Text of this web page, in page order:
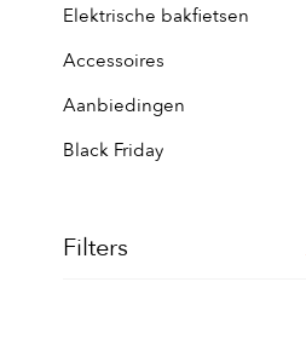
Elektrische bakfietsen
Accessoires
Aanbiedingen
Black Friday
Filters